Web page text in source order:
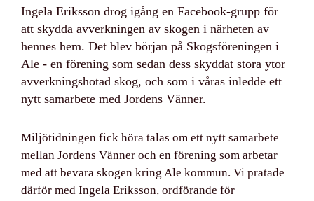
Ingela Eriksson drog igång en Facebook-grupp för
att skydda avverkningen av skogen i närheten av
hennes hem. Det blev början på Skogsföreningen i
Ale - en förening som sedan dess skyddat stora ytor
avverkningshotad skog, och som i våras inledde ett
nytt samarbete med Jordens Vänner.
Miljötidningen fick höra talas om ett nytt samarbete
mellan Jordens Vänner och en förening som arbetar
med att bevara skogen kring Ale kommun. Vi pratade
därför med Ingela Eriksson, ordförande för